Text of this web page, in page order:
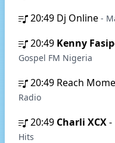
20:49 Dj Online -
20:49 Kenny
Gospel FM Nigeria
20:49 Reach
Radio
20:49 Charli XCX-
Hits